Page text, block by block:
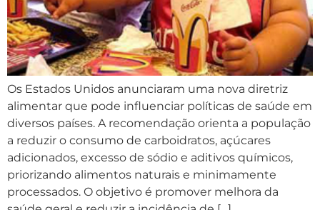
Os Estados Unidos anunciaram uma nova diretriz
alimentar que pode influenciar políticas de saúde em
diversos países. A recomendação orienta a população
a reduzir o consumo de carboidratos, açúcares
adicionados, excesso de sódio e aditivos químicos,
priorizando alimentos naturais e minimamente
processados. O objetivo é promover melhora da